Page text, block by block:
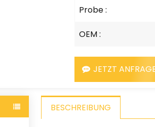
Probe :
OEM :
JETZT
BESCHREIBUNG